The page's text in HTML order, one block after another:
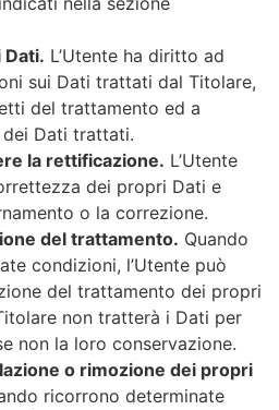
L’Utente ha diritto ad
sui Dati trattati dal Titolare,
del trattamento ed a
Dati trattati.
la rettificazione. L’Utente
dei propri Dati e
o la correzione.
del trattamento. Quando
condizioni, l’Utente può
del trattamento dei propri
non tratterà i Dati per
non la loro conservazione.
o rimozione dei propri
ricorrono determinate